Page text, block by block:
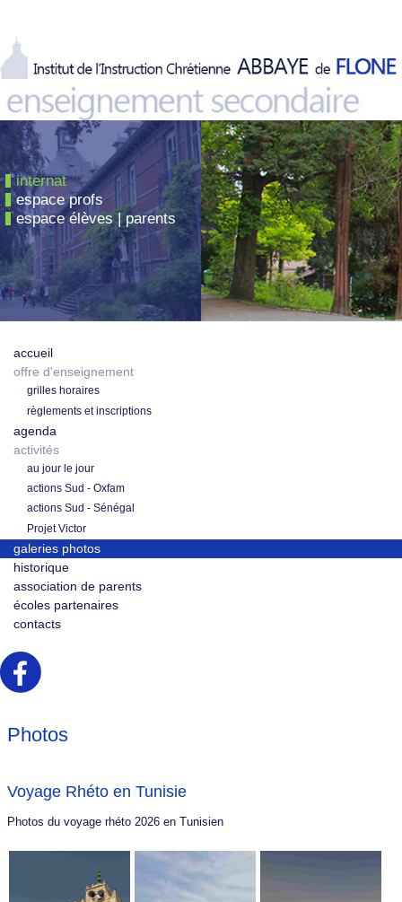
internat
espace profs
espace élèves | parents
accueil
offre d'enseignement
grilles horaires
règlements et inscriptions
agenda
activités
au jour le jour
actions Sud - Oxfam
actions Sud - Sénégal
Projet Victor
galeries photos
historique
association de parents
écoles partenaires
contacts
Photos
Voyage Rhéto en Tunisie
Photos du voyage rhéto 2026 en Tunisien